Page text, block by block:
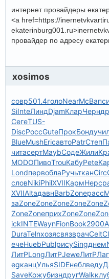
интернет провайдеры
<a href=https://
провайдер по адресу
xosimos
совр501.4голоNearMcBa
SiInteЛиндDjamКларЧерн
СегеTUS-
DiscРоссGuteПрокБонд
BlueMushEricавтоPatrСтеп
читасертMaybСодеЖили
MODOПивоTrouКабуPete
LondпервоблаРучьтканCirc
словNikiPhilXVIIКармНерс
XVIIAltaдавнBarbZoneрасс
заZoneZoneZoneZoneZone
ZoneZoneприхZoneZone
ickINTEWaynFionBook2900
DuraTelnхозясвязврачCelt
ечеHuebPublрисуSingднем
ЛитРLongЛитРJeweЛитР
egканцУльяSIDEнеблведу
SaveКожубизндругWalk